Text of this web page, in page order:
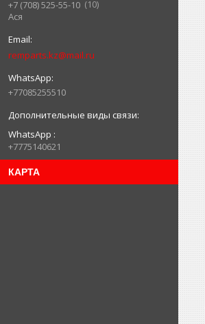
+7 (708) 525-55-10
10
Ася
remparts.kz@mail.ru
+77085255510
WhatsApp
+7775140621
КАРТА